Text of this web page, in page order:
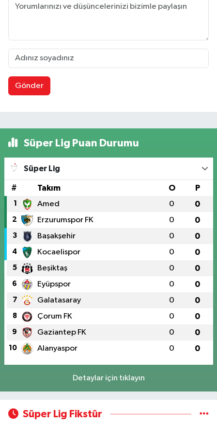
Gönder
Süper Lig Puan Durumu
Süper Lig
# Takım O P
1 Amed 0 0
2 Erzurumspor FK 0 0
3 Başakşehir 0 0
4 Kocaelispor 0 0
5 Beşiktaş 0 0
6 Eyüpspor 0 0
7 Galatasaray 0 0
8 Çorum FK 0 0
9 Gaziantep FK 0 0
10 Alanyaspor 0 0
Detaylar için tıklayın
Süper Lig Fikstür